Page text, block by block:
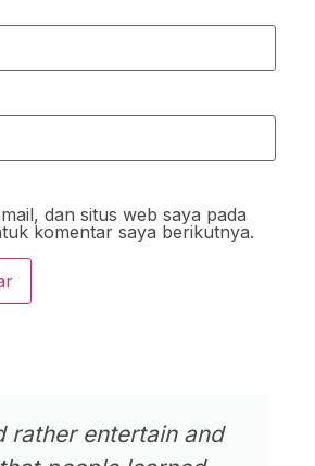
dan situs web saya pada
komentar saya berikutnya.
rather entertain and